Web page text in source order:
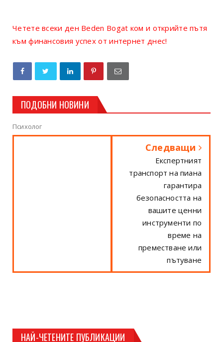
Четете всеки ден Beden Bogat ком и открийте пътя
към финансовия успех от интернет днес!
ПОДОБНИ НОВИНИ
Психолог
Следващи
Експертният
транспорт на пиана
гарантира
безопасността на
вашите ценни
инструменти по
време на
преместване или
пътуване
НАЙ-ЧЕТЕНИТЕ ПУБЛИКАЦИИ